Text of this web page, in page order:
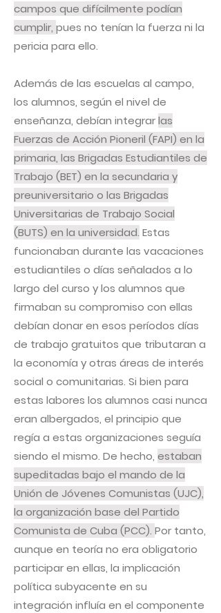
campos que difícilmente podían
cumplir, pues no tenían la fuerza ni la
pericia para ello.
Además de las escuelas al campo,
los alumnos, según el nivel de
enseñanza, debían integrarlas
Fuerzas de Acción Pioneril (FAPI) en la
primaria, las Brigadas Estudiantiles de
Trabajo (BET) en la secundaria y
preuniversitario o las Brigadas
Universitarias de Trabajo Social
(BUTS) en la universidad. Estas
funcionaban durante las vacaciones
estudiantiles o días señalados a lo
largo del curso y los alumnos que
firmaban su compromiso con ellas
debían donar en esos períodos días
de trabajo gratuitos que tributaran a
la economía y otras áreas de interés
social o comunitarias. Si bien para
estas labores los alumnos casi nunca
eran albergados, el principio que
regía a estas organizaciones seguía
siendo el mismo. De hecho, estaban
supeditadas bajo el mando de la
Unión de Jóvenes Comunistas (UJC),
la organización base del Partido
Comunista de Cuba (PCC). Por tanto,
aunque en teoría no era obligatorio
participar en ellas, la implicación
política subyacente en su
integración influía en el componente